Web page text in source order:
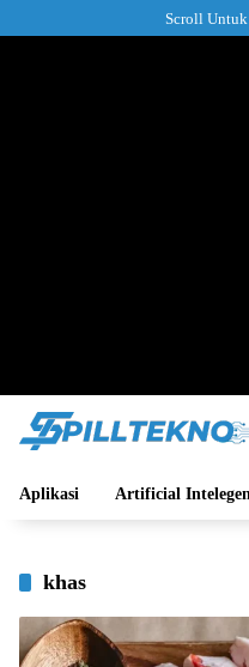
ke
Scroll
Aplikasi Artificial
khas